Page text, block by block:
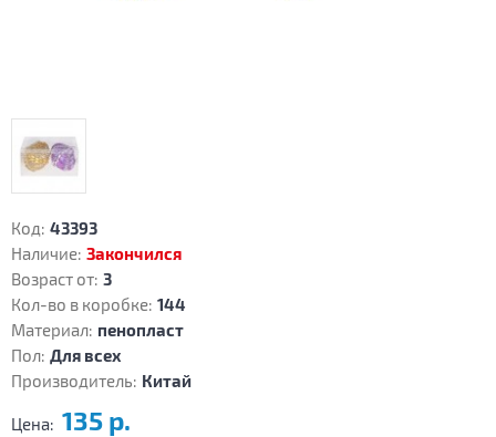
Код: 43393
Наличие: Закончился
Возраст от: 3
Кол-во в коробке: 144
Материал: пенопласт
Пол: Для всех
Производитель: Китай
Цена: 135 р.